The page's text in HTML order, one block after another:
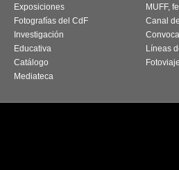
Exposiciones
Fotografías del CdF
Investigación
Educativa
Catálogo
Mediateca
MUFF,
Canal
Líneas